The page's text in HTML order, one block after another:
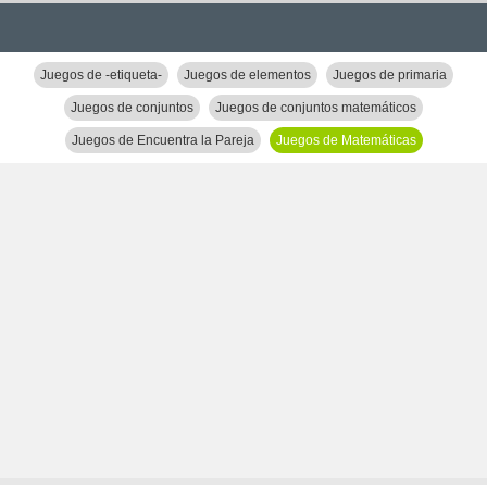
Juegos de -etiqueta- Juegos de elementos Juegos de primaria
Juegos de conjuntos Juegos de conjuntos matemáticos
Juegos de Encuentra la Pareja Juegos de Matemáticas